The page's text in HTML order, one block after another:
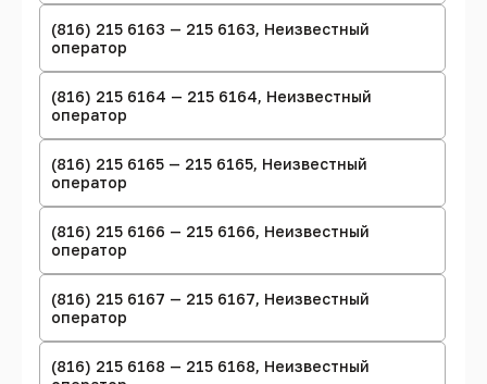
(816) 215 6163 — 215 6163, Неизвестный
оператор
(816) 215 6164 — 215 6164, Неизвестный
оператор
(816) 215 6165 — 215 6165, Неизвестный
оператор
(816) 215 6166 — 215 6166, Неизвестный
оператор
(816) 215 6167 — 215 6167, Неизвестный
оператор
(816) 215 6168 — 215 6168, Неизвестный